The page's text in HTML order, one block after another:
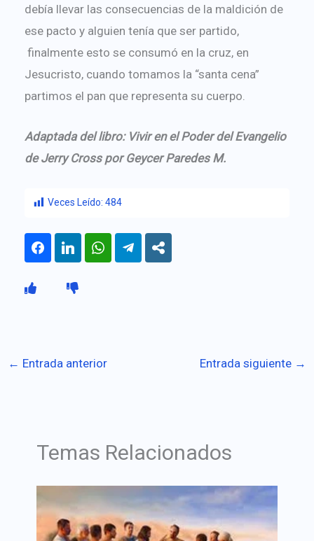
debía llevar las consecuencias de la maldición de
ese pacto y alguien tenía que ser partido,
finalmente esto se consumó en la cruz, en
Jesucristo, cuando tomamos la “santa cena”
partimos el pan que representa su cuerpo.
Adaptada del libro: Vivir en el Poder del Evangelio
de Jerry Cross por Geycer Paredes M.
Veces Leído: 484
← Entrada anterior Entrada siguiente →
Temas Relacionados